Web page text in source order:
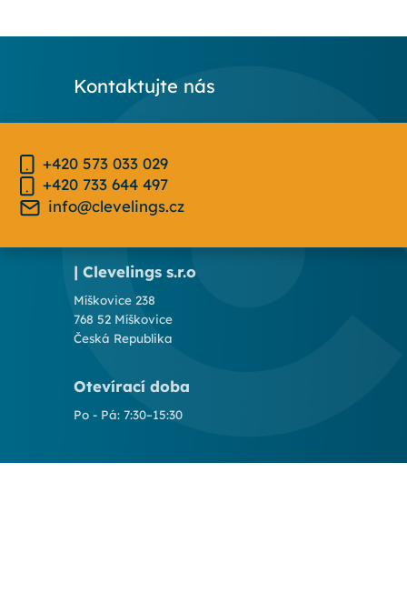
Kontaktujte nás
+420 573 033 029
+420 733 644 497
info@clevelings.cz
| Clevelings s.r.o
Míškovice 238
768 52 Míškovice
Česká Republika
Otevírací doba
Po - Pá: 7:30–15:30